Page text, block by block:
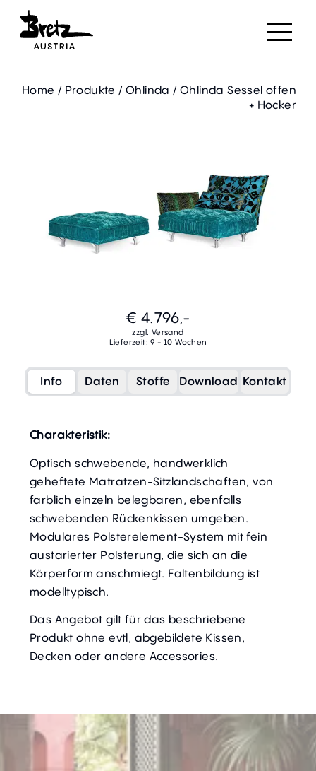
Home / Produkte / Ohlinda /Ohlinda Sessel offen
+ Hocker
€ 4.796,-
zzgl. Versand
Lieferzeit: 9 - 10 Wochen
Info Daten Stoffe Download Kontakt
Charakteristik:
Optisch schwebende, handwerklich
geheftete Matratzen-Sitzlandschaften, von
farblich einzeln belegbaren, ebenfalls
schwebenden Rückenkissen umgeben.
Modulares Polsterelement-System mit fein
austarierter Polsterung, die sich an die
Körperform anschmiegt. Faltenbildung ist
modelltypisch.
Das Angebot gilt für das beschriebene
Produkt ohne evtl, abgebildete Kissen,
Decken oder andere Accessories.